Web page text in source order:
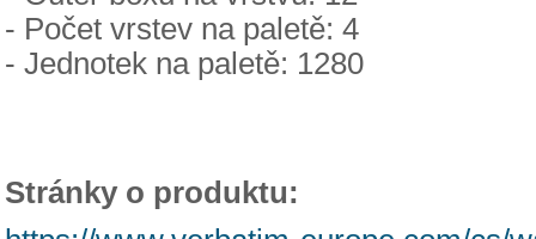
- Počet vrstev na paletě: 4
- Jednotek na paletě: 1280
Stránky o produktu: